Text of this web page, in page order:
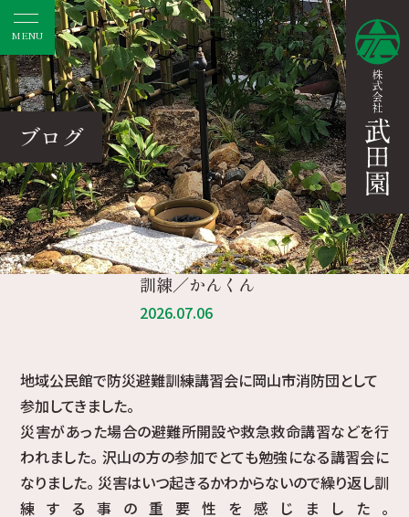
MENU
ブログ
訓練／かんくん
2026.07.06
地域公民館で防災避難訓練講習会に岡山市消防団として
参加してきました。
災害があった場合の避難所開設や救急救命講習などを行
われました。 沢山の方の参加でとても勉強になる講習会に
なりました。 災害はいつ起きるかわからないので繰り返し訓
練する事の重要性を感じました。